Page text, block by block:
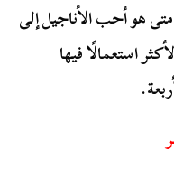
هو أحب الأناجيل إلى
استعمالًا فيها